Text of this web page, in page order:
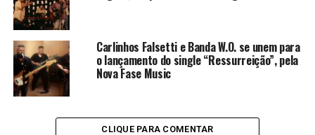
Carlinhos Falsetti e Banda W.O. se unem para
o lançamento do single “Ressurreição”, pela
Nova Fase Music
CLIQUE PARA COMENTAR